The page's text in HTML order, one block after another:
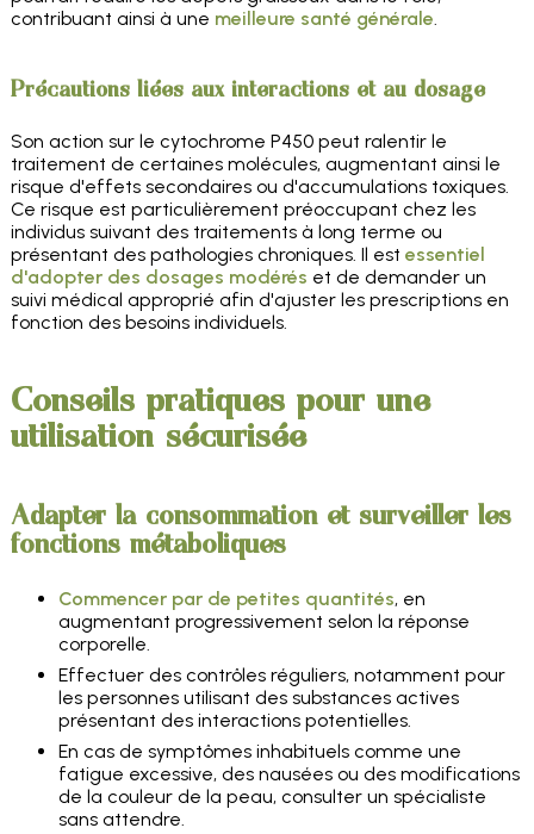
contribuant ainsi à une meilleure santé générale.
Précautions liées aux interactions et au dosage
Son action sur le cytochrome P450 peut ralentir le
traitement de certaines molécules, augmentant ainsi le
risque d'effets secondaires ou d'accumulations toxiques.
Ce risque est particulièrement préoccupant chez les
individus suivant des traitements à long terme ou
présentant des pathologies chroniques. Il est essentiel
d'adopter des dosages modérés et de demander un
suivi médical approprié afin d'ajuster les prescriptions en
fonction des besoins individuels.
Conseils pratiques pour une
utilisation sécurisée
Adapter la consommation et surveiller les
fonctions métaboliques
Commencer par de petites quantités, en
augmentant progressivement selon la réponse
corporelle.
Effectuer des contrôles réguliers, notamment pour
les personnes utilisant des substances actives
présentant des interactions potentielles.
En cas de symptômes inhabituels comme une
fatigue excessive, des nausées ou des modifications
de la couleur de la peau, consulter un spécialiste
sans attendre.